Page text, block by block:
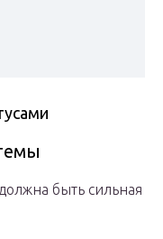
быть сильная